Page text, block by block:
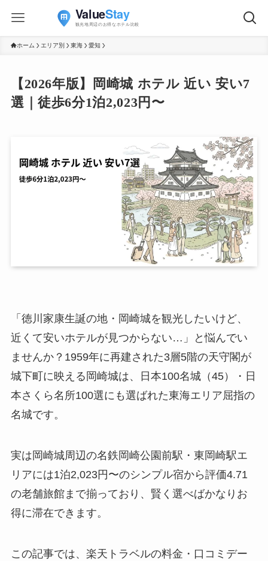
ホーム エリア別 東海 愛知
【2026年版】岡崎城 ホテル 近い 安い7
選｜徒歩6分1泊2,023円〜
「徳川家康生誕の地・岡崎城を観光したいけど、
近くて安いホテルが見つからない…」と悩んでい
ませんか？1959年に再建された3層5階の天守閣が
城下町に映える岡崎城は、日本100名城（45）・日
本さくら名所100選にも選ばれた東海エリア屈指の
名城です。
実は岡崎城周辺の名鉄岡崎公園前駅・東岡崎駅エ
リアには1泊2,023円〜のシンプル宿から評価4.71
の老舗旅館まで揃っており、賢く選べばかなりお
得に滞在できます。
この記事では、楽天トラベルの料金・口コミデー